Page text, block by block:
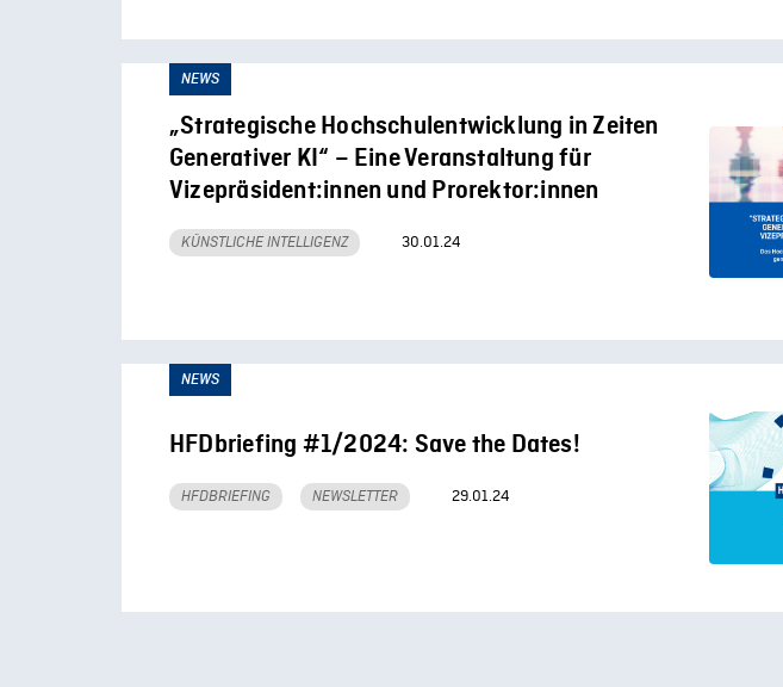
NEWS
„Strategische Hochschulentwicklung in Zeiten
Generativer KI“ – Eine Veranstaltung für
Vizepräsident:innen und Prorektor:innen
KÜNSTLICHE INTELLIGENZ 30.01.24
NEWS
HFDbriefing #1/2024: Save the Dates!
HFDBRIEFING NEWSLETTER 29.01.24